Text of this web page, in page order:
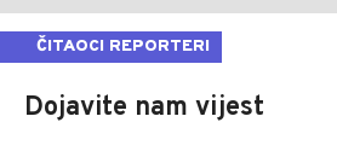
ČITAOCI REPORTERI
Dojavite nam vijest